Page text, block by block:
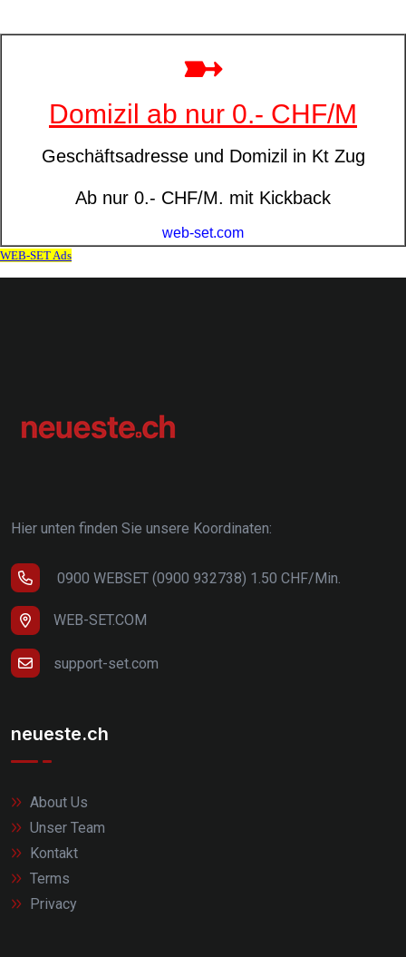
Hier unten finden Sie unsere Koordinaten:
0900 WEBSET (0900 932738) 1.50 CHF/Min.
WEB-SET.COM
support-set.com
neueste.ch
About Us
Unser Team
Kontakt
Terms
Privacy